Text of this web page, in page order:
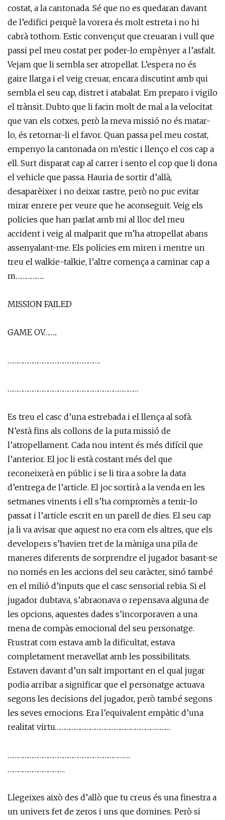
costat, a la cantonada. Sé que no es quedaran davant
de l’edifici perquè la vorera és molt estreta i no hi
cabrà tothom. Estic convençut que creuaran i vull que
passi pel meu costat per poder-lo empènyer a l’asfalt.
Vejam que li sembla ser atropellat. L’espera no és
gaire llarga i el veig creuar, encara discutint amb qui
sembla el seu cap, distret i atabalat. Em preparo i vigilo
el trànsit. Dubto que li facin molt de mal a la velocitat
que van els cotxes, però la meva missió no és matar-
lo, és retornar-li el favor. Quan passa pel meu costat,
empenyo la cantonada on m’estic i llenço el cos cap a
ell. Surt disparat cap al carrer i sento el cop que li dona
el vehicle que passa. Hauria de sortir d’allà,
desaparèixer i no deixar rastre, però no puc evitar
mirar enrere per veure que he aconseguit. Veig els
policies que han parlat amb mi al lloc del meu
accident i veig al malparit que m’ha atropellat abans
assenyalant-me. Els policies em miren i mentre un
treu el walkie-talkie, l’altre comença a caminar cap a
m……………..
MISSION FAILED
GAME OV……..
……………………………………………….
……………………………………………………………………
Es treu el casc d’una estrebada i el llença al sofà.
N’està fins als collons de la puta missió de
l’atropellament. Cada nou intent és més difícil que
l’anterior. El joc li està costant més del que
reconeixerà en públic i se li tira a sobre la data
d’entrega de l’article. El joc sortirà a la venda en les
setmanes vinents i ell s’ha compromès a tenir-lo
passat i l’article escrit en un parell de dies. El seu cap
ja li va avisar que aquest no era com els altres, que els
developers s’havien tret de la màniga una pila de
maneres diferents de sorprendre el jugador basant-se
no només en les accions del seu caràcter, sinó també
en el milió d’inputs que el casc sensorial rebia. Si el
jugador dubtava, s’abraonava o repensava alguna de
les opcions, aquestes dades s’incorporaven a una
mena de compàs emocional del seu personatge.
Frustrat com estava amb la dificultat, estava
completament meravellat amb les possibilitats.
Estaven davant d’un salt important en el qual jugar
podia arribar a significar que el personatge actuava
segons les decisions del jugador, però també segons
les seves emocions. Era l’equivalent empàtic d’una
realitat virtu……………………………………………………………
……………………………………………………………….
…………………………….
Llegeixes això des d’allò que tu creus és una finestra a
un univers fet de zeros i uns que domines. Però si